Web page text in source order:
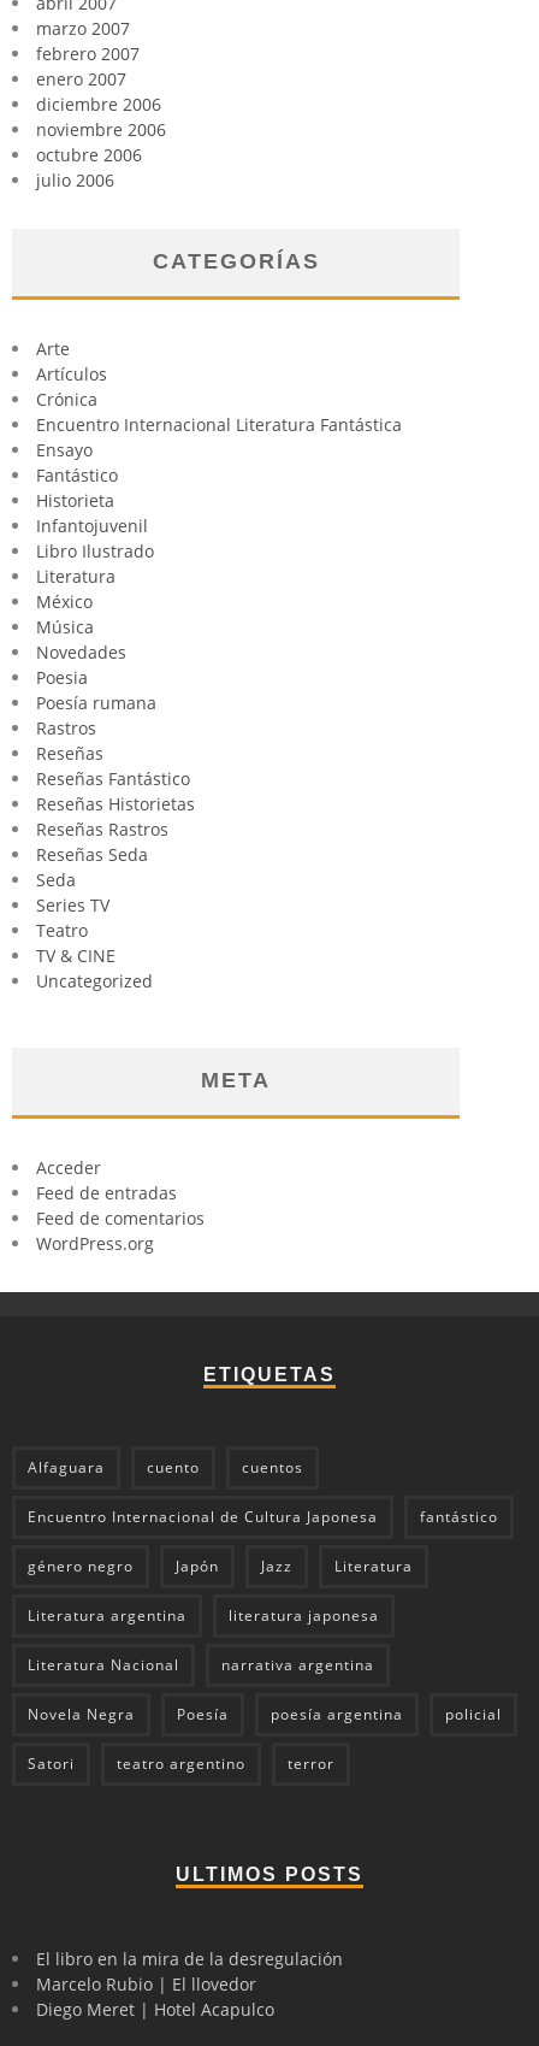
marzo 2007
febrero 2007
enero 2007
diciembre 2006
noviembre 2006
octubre 2006
julio 2006
CATEGORÍAS
Arte
Artículos
Crónica
Encuentro Internacional Literatura Fantástica
Ensayo
Fantástico
Historieta
Infantojuvenil
Libro Ilustrado
Literatura
México
Música
Novedades
Poesia
Poesía rumana
Rastros
Reseñas
Reseñas Fantástico
Reseñas Historietas
Reseñas Rastros
Reseñas Seda
Seda
Series TV
Teatro
TV & CINE
Uncategorized
META
Acceder
Feed de entradas
Feed de comentarios
WordPress.org
ETIQUETAS
Alfaguara cuento cuentos
Encuentro Internacional de Cultura Japonesa fantástico
género negro Japón Jazz Literatura
Literatura argentina literatura japonesa
Literatura Nacional narrativa argentina
Novela Negra Poesía poesía argentina policial
Satori teatro argentino terror
ULTIMOS POSTS
El libro en la mira de la desregulación
Marcelo Rubio | El llovedor
Diego Meret | Hotel Acapulco